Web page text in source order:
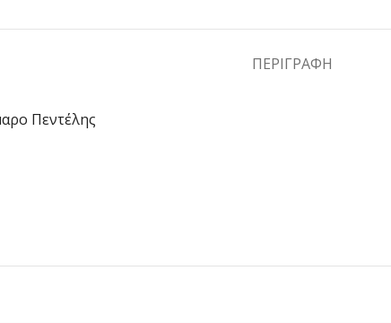
ΠΕΡΙΓΡΑΦΉ
Πεντέλης